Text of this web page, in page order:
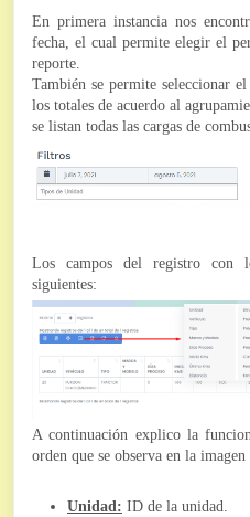
En primera instancia nos
fecha, el cual permite elegir el
reporte.
También se permite seleccionar
los totales de acuerdo al
se listan todas las cargas de
Los campos del registro con
siguientes:
A continuación explico la
orden que se observa en la imagen
Unidad: ID de la unidad.